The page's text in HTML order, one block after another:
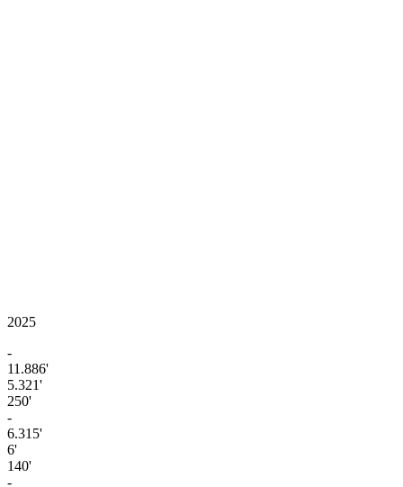
2025
-
11.886'
5.321'
250'
-
6.315'
6'
140'
-